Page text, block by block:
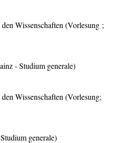
Wissenschaften (Vorlesung ;
- Studium generale)
Wissenschaften (Vorlesung;
generale)